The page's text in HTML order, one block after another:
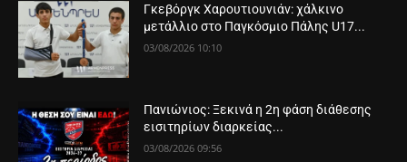
Γκεβόργκ Χαρουτιουνιάν: χάλκινο
μετάλλιο στο Παγκόσμιο Πάλης U17...
03/08/2026 10:10
Πανιώνιος: Ξεκινά η 2η φάση διάθεσης
εισιτηρίων διαρκείας...
03/08/2026 09:56